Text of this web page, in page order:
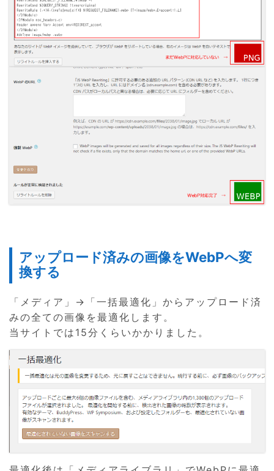
アップロード済みの画像をWebPへ変
換する
「メディア」→「一括最適化」からアップロード済
みの全ての画像を最適化します。
当サイトでは15分くらいかかりました。